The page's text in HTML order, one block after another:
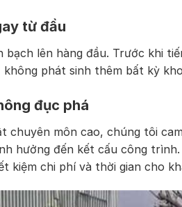
từ đầu
bạch lên hàng đầu. Trước khi
phát sinh thêm bất kỳ
đục phá
chuyên môn cao, chúng tôi
hưởng đến kết cấu công
kiệm chi phí và thời gian cho